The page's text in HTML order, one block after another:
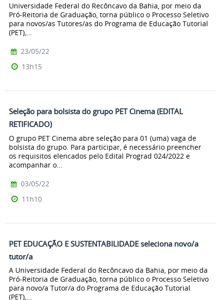
Universidade Federal do Recôncavo da Bahia, por meio da
Pró-Reitoria de Graduação, torna público o Processo Seletivo
para novos/as Tutores/as do Programa de Educação Tutorial
(PET),...
23/05/22
13h15
Seleção para bolsista do grupo PET Cinema (EDITAL
RETIFICADO)
O grupo PET Cinema abre seleção para 01 (uma) vaga de
bolsista do grupo. Para participar, é necessário preencher
os requisitos elencados pelo Edital Prograd 024/2022 e
acompanhar o...
03/05/22
11h10
PET EDUCAÇÃO E SUSTENTABILIDADE seleciona novo/a
tutor/a
A Universidade Federal do Recôncavo da Bahia, por meio da
Pró-Reitoria de Graduação, torna público o Processo Seletivo
para novo/a Tutor/a do Programa de Educação Tutorial
(PET),...